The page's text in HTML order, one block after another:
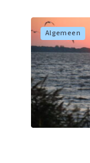
Algemeen